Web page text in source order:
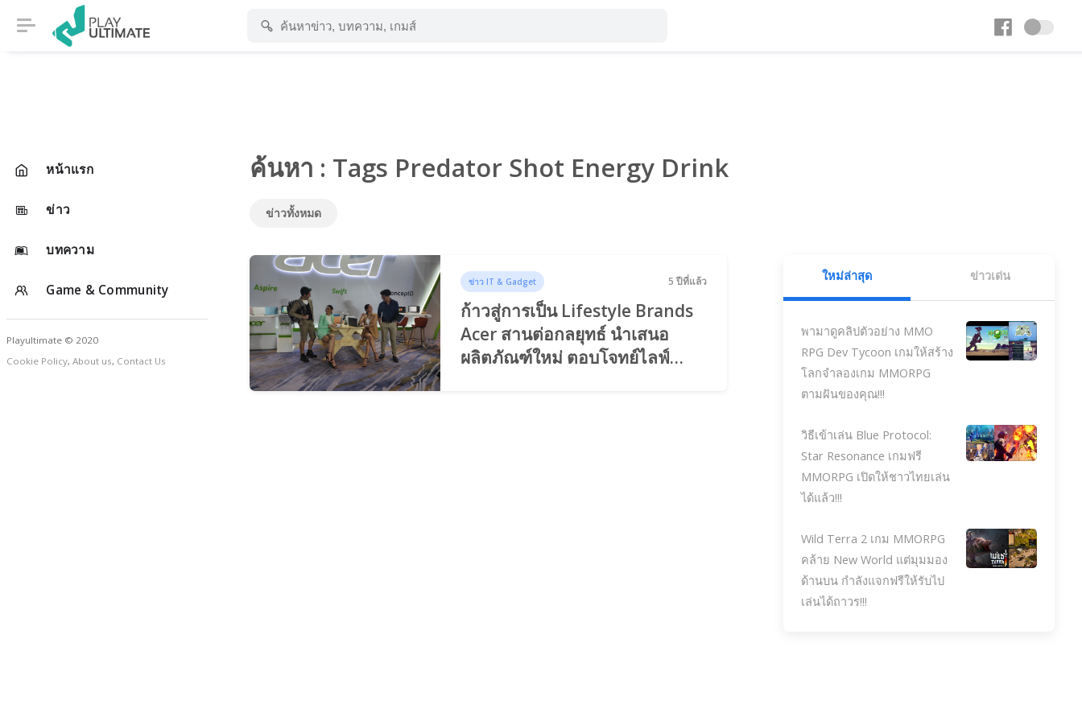
หน้าแรก
ข่าว
บทความ
Game & Community
Playultimate © 2020
Cookie Policy, About us, Contact Us
ค้นหา : Tags Predator Shot Energy Drink
ข่าวทั้งหมด
ข่าว IT & Gadget 5 ปีที่แล้ว
ก้าวสู่การเป็น Lifestyle Brands
Acer สานต่อกลยุทธ์ นำเสนอ
ผลิตภัณฑ์ใหม่ ตอบโจทย์ไลฟ์
ใหม่ล่าสุด ข่าวเด่น
พามาดูคลิปตัวอย่าง MMO
RPG Dev Tycoon เกมให้สร้าง
โลกจำลองเกม MMORPG
ตามฝันของคุณ!!!
วิธีเข้าเล่น Blue Protocol:
Star Resonance เกมฟรี
MMORPG เปิดให้ชาวไทยเล่น
ได้แล้ว!!!
Wild Terra 2 เกม MMORPG
คล้าย New World แต่มุมมอง
ด้านบน กำลังแจกฟรีให้รับไป
เล่นได้ถาวร!!!